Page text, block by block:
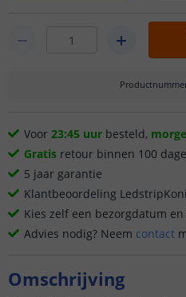
Voor 23:45 uur besteld,
Gratis retour binnen 100
5 jaar garantie
Klantbeoordeling
Kies zelf een bezorgdatum
Advies nodig? Neem contact
Omschrijving